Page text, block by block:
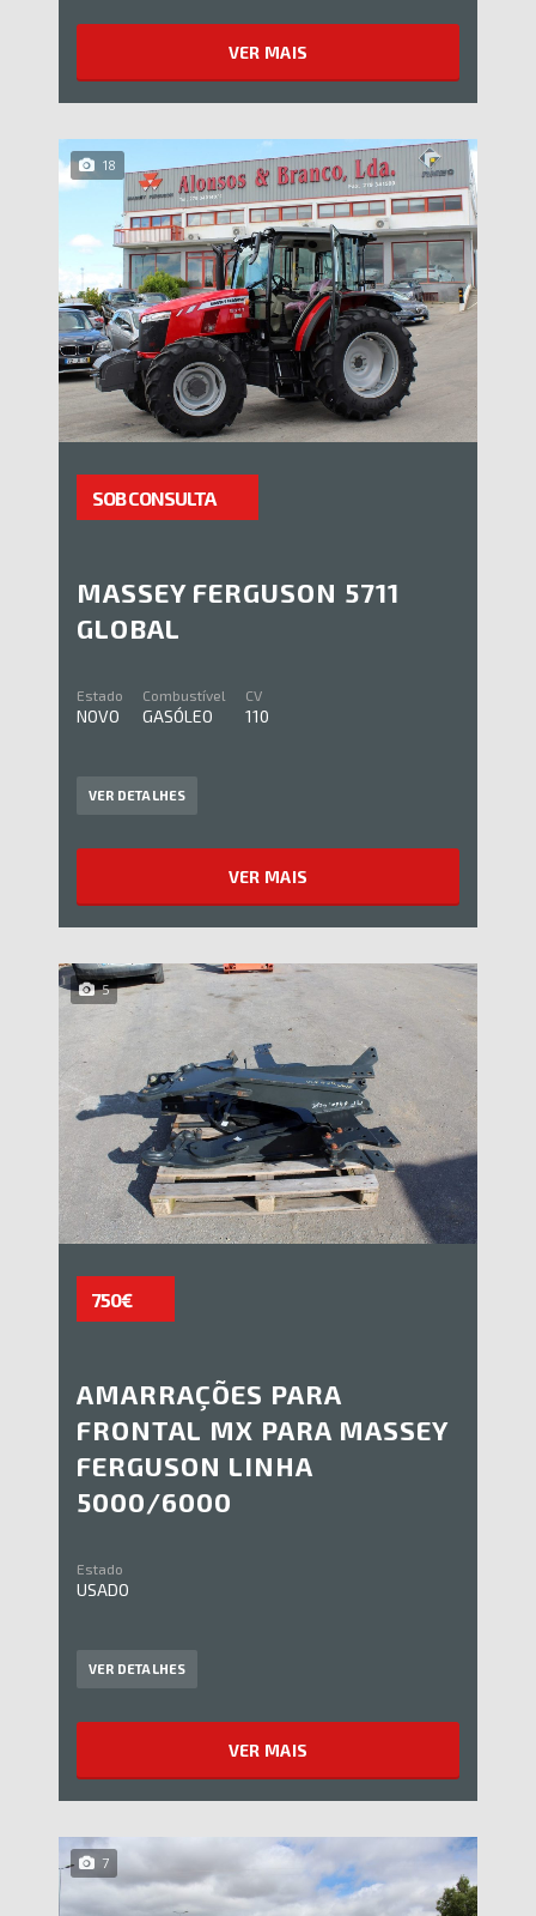
VER MAIS
18
SOB CONSULTA
MASSEY FERGUSON 5711
GLOBAL
Estado
NOVO
Combustível
GASÓLEO
CV
110
VER DETALHES
VER MAIS
5
750€
AMARRAÇÕES PARA
FRONTAL MX PARA MASSEY
FERGUSON LINHA
5000/6000
Estado
USADO
VER DETALHES
VER MAIS
7